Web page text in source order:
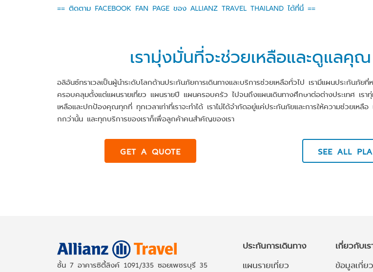
== ติดตาม FACEBOOK FAN PAGE ของ ALLIANZ TRAVEL THAILAND ได้ที่นี่ ==
เรามุ่งมั่นที่จะช่วยเหลือและดูแลคุณ
อลิอันซ์ทราเวลเป็นผู้นำระดับโลกด้านประกันภัยการเดินทางและบริการช่วยเหลือทั่วไป เรามีแผนประกันภัยที่
ครอบคลุมตั้งแต่แผนรายเที่ยว แผนรายปี แผนครอบครัว ไปจนถึงแผนเดินทางศึกษาต่อต่างประเทศ เราทุ่
เหลือและปกป้องคุณทุกที่ ทุกเวลาเท่าที่เราจะทำได้ เราไม่ได้จำกัดอยู่แค่ประกันภัยและการให้ความช่วยเหลือ
กกว่านั้น และทุกบริการของเราก็เพื่อลูกค้าคนสำคัญของเรา
GET A QUOTE SEE ALL
ชั้น 7 อาคารซิตี้ลิงค์ 1091/335 ซอยเพชรบุรี 35
ประกันการเดินทาง
แผนรายเที่ยว
เกี่ยวกับเร
ข้อมูลเกี่ย